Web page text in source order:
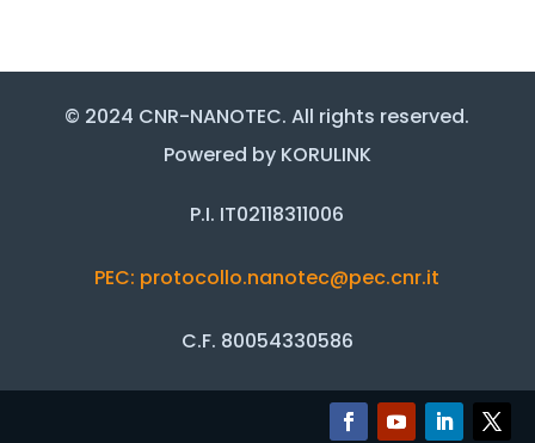
© 2024 CNR-NANOTEC. All rights reserved.
Powered by KORULINK
P.I. IT02118311006
PEC: protocollo.nanotec@pec.cnr.it
C.F. 80054330586